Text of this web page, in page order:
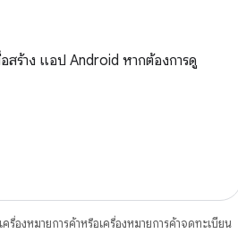
สร้าง แอป Android หากต้องการดู
รื่องหมายการค้าหรือเครื่องหมายการค้าจดทะเบียน